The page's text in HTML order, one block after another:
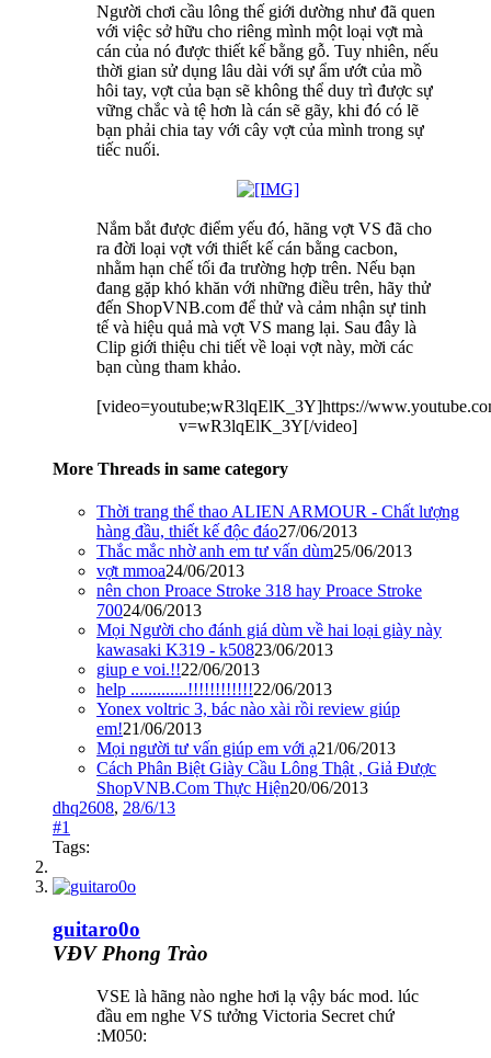
Người chơi cầu lông thế giới dường như đã quen
với việc sở hữu cho riêng mình một loại vợt mà
cán của nó được thiết kế bằng gỗ. Tuy nhiên, nếu
thời gian sử dụng lâu dài với sự ẩm ướt của mồ
hôi tay, vợt của bạn sẽ không thể duy trì được sự
vững chắc và tệ hơn là cán sẽ gãy, khi đó có lẽ
bạn phải chia tay với cây vợt của mình trong sự
tiếc nuối.
Nắm bắt được điểm yếu đó, hãng vợt VS đã cho
ra đời loại vợt với thiết kế cán bằng cacbon,
nhằm hạn chế tối đa trường hợp trên. Nếu bạn
đang gặp khó khăn với những điều trên, hãy thử
đến ShopVNB.com để thử và cảm nhận sự tinh
tế và hiệu quả mà vợt VS mang lại. Sau đây là
Clip giới thiệu chi tiết về loại vợt này, mời các
bạn cùng tham khảo.
[video=youtube;wR3lqElK_3Y]https://
v=wR3lqElK_3Y[/video]​
More Threads in same category
Thời trang thể thao ALIEN ARMOUR - Chất lượng
hàng đầu, thiết kế độc đáo27/06/2013
Thắc mắc nhờ anh em tư vấn dùm25/06/2013
vợt mmoa24/06/2013
nên chon Proace Stroke 318 hay Proace Stroke
70024/06/2013
Mọi Người cho đánh giá dùm về hai loại giày này
kawasaki K319 - k50823/06/2013
giup e voi.!!22/06/2013
help .............!!!!!!!!!!!!22/06/2013
Yonex voltric 3, bác nào xài rồi review giúp
em!21/06/2013
Mọi người tư vấn giúp em với ạ21/06/2013
Cách Phân Biệt Giày Cầu Lông Thật , Giả Được
ShopVNB.Com Thực Hiện20/06/2013
dhq2608, 28/6/13
#1
Tags:
guitaro0o
VĐV Phong Trào
VSE là hãng nào nghe hơi lạ vậy bác mod. lúc
đầu em nghe VS tưởng Victoria Secret chứ
:M050: